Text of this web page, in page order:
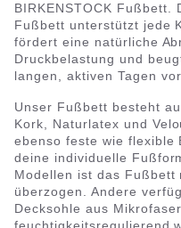
BIRKENSTOCK Fußbett.
Fußbett unterstützt jede
fördert eine natürliche
Druckbelastung und
langen, aktiven Tagen vor.
Unser Fußbett besteht
Kork, Naturlatex und
ebenso feste wie flexible
deine individuelle
Modellen ist das Fußbett
überzogen. Andere
Decksohle aus